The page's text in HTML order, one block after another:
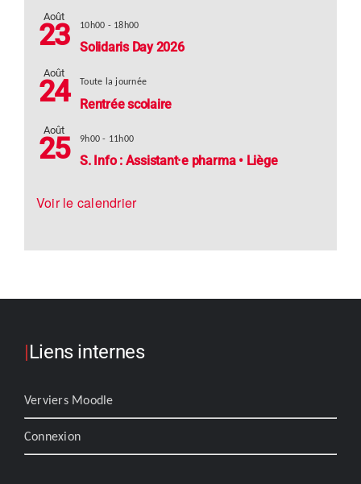
Août
23 10h00 - 18h00
Solidaris Day 2026
Août
24 Toute la journée
Rentrée scolaire
Août
25 9h00 - 11h00
S. Info : Assistant·e pharma • Liège
Voir le calendrier
|Liens internes
Verviers Moodle
Connexion